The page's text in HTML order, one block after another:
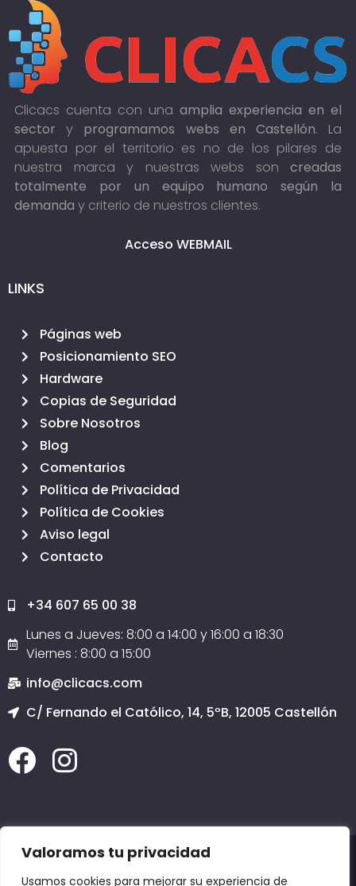
Valoramos tu privacidad
Usamos cookies para mejorar su experiencia de
Clicacs cuenta con una amplia experiencia en el
sector y programamos webs en Castellón. La
apuesta por el territorio es no de los pilares de
nuestra marca y nuestras webs son creadas
totalmente por un equipo humano según la
demanda y criterio de nuestros clientes.
Acceso WEBMAIL
LINKS
Páginas web
Posicionamiento SEO
Hardware
Copias de Seguridad
Sobre Nosotros
Blog
Comentarios
Política de Privacidad
Política de Cookies
Aviso legal
Contacto
+34 607 65 00 38
Lunes a Jueves: 8:00 a 14:00 y 16:00 a 18:30
Viernes : 8:00 a 15:00
info@clicacs.com
C/ Fernando el Católico, 14, 5ºB, 12005 Castellón
2020 © Todos los derechos reservados
SERVICIO TÉCNICO INFORMÁTICO CASTELLÓN, PÁGINAS WEB EN CASTELLÓN, COPIAS